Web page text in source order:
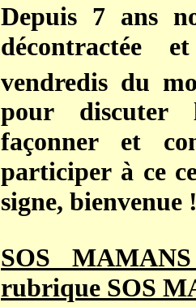
Depuis 7 ans
décontractée
vendredis du
pour discuter
façonner et
participer à ce
signe, bienvenue
SOS
rubrique SOS